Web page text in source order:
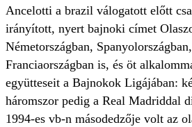
Ancelotti a brazil válogatott előtt
irányított, nyert bajnoki címet
Németországban,
Franciaországban is, és öt
együtteseit a Bajnokok Ligájában:
háromszor pedig a Real Madriddal
1994-es vb-n másodedzője volt az